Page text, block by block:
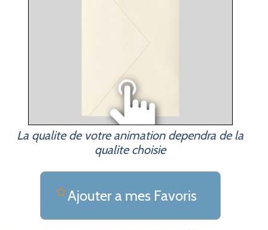
La qualite de votre animation dependra de la
qualite choisie
Ajouter a mes Favoris